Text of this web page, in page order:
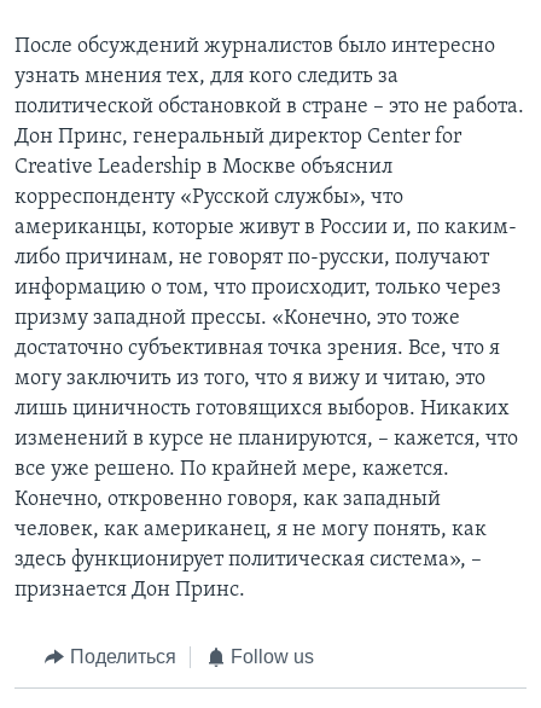
После обсуждений журналистов было интересно
узнать мнения тех, для кого следить за
политической обстановкой в стране – это не работа.
Дон Принс, генеральный директор Center for
Creative Leadership в Москве объяснил
корреспонденту «Русской службы», что
американцы, которые живут в России и, по каким-
либо причинам, не говорят по-русски, получают
информацию о том, что происходит, только через
призму западной прессы. «Конечно, это тоже
достаточно субъективная точка зрения. Все, что я
могу заключить из того, что я вижу и читаю, это
лишь циничность готовящихся выборов. Никаких
изменений в курсе не планируются, – кажется, что
все уже решено. По крайней мере, кажется.
Конечно, откровенно говоря, как западный
человек, как американец, я не могу понять, как
здесь функционирует политическая система», –
признается Дон Принс.
Поделиться Follow us